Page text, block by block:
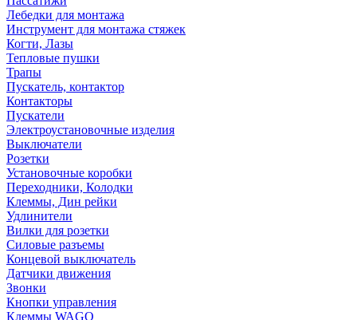
Лебедки для монтажа
Инструмент для монтажа стяжек
Когти, Лазы
Тепловые пушки
Трапы
Пускатель, контактор
Контакторы
Пускатели
Электроустановочные изделия
Выключатели
Розетки
Установочные коробки
Переходники, Колодки
Клеммы, Дин рейки
Удлинители
Вилки для розетки
Силовые разъемы
Концевой выключатель
Датчики движения
Звонки
Кнопки управления
Клеммы WAGO